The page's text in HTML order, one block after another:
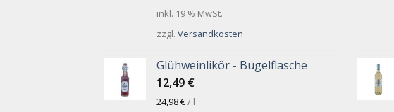
inkl. 19 % MwSt.
zzgl. Versandkosten
Glühweinlikör - Bügelflasche
12,49 €
24,98€/ l